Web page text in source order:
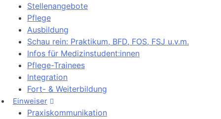
Stellenangebote
Pflege
Ausbildung
Schau rein: Praktikum, BFD, FOS, FSJ u.v.m.
Infos für Medizinstudent:innen
Pflege-Trainees
Integration
Fort- & Weiterbildung
Einweiser
Praxiskommunikation